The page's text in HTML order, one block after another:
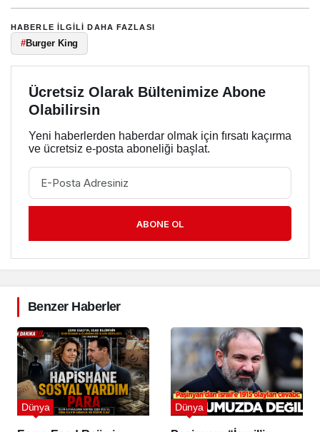
HABERLE ILGILI DAHA FAZLASI
#Burger King
Ücretsiz Olarak Bültenimize Abone
Olabilirsin
Yeni haberlerden haberdar olmak için fırsatı kaçırma
ve ücretsiz e-posta aboneliği başlat.
ABONE OL
Benzer Haberler
Dünya Dünya